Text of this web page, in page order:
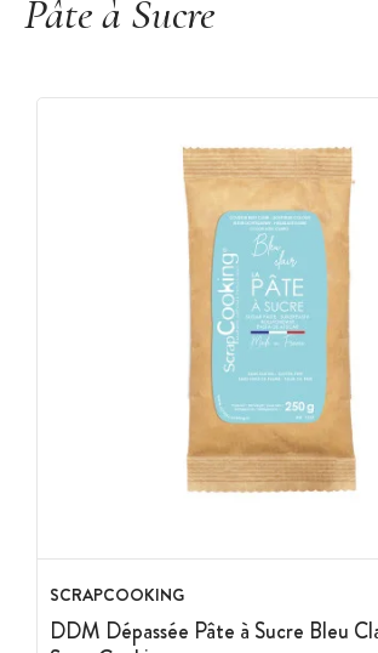
Pâte à Sucre
SCRAPCOOKING
DDM Dépassée Pâte à Sucre Bleu